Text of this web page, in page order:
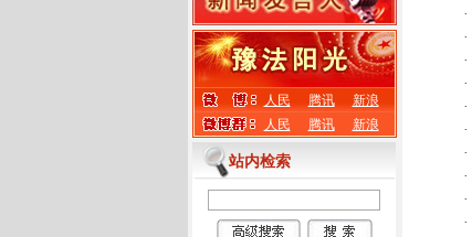
人民 腾讯
新浪
人民
腾讯 新浪
站内检索
·
·
·
·
·
·
·
·
·
·